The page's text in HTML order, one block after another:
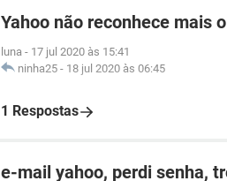
Yahoo não reconhece mais
luna - 17 jul 2020 às 15:41
ninha25 - 18 jul 2020 às 06:45
1 Respostas
e-mail yahoo, perdi senha,